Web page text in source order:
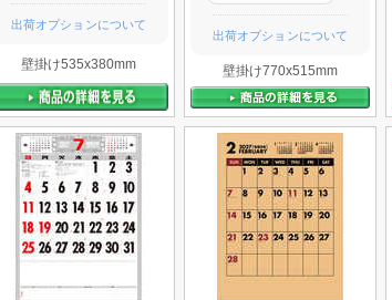
出荷オプションについて
壁掛け535x380mm
出荷オプションについて
壁掛け770x515mm